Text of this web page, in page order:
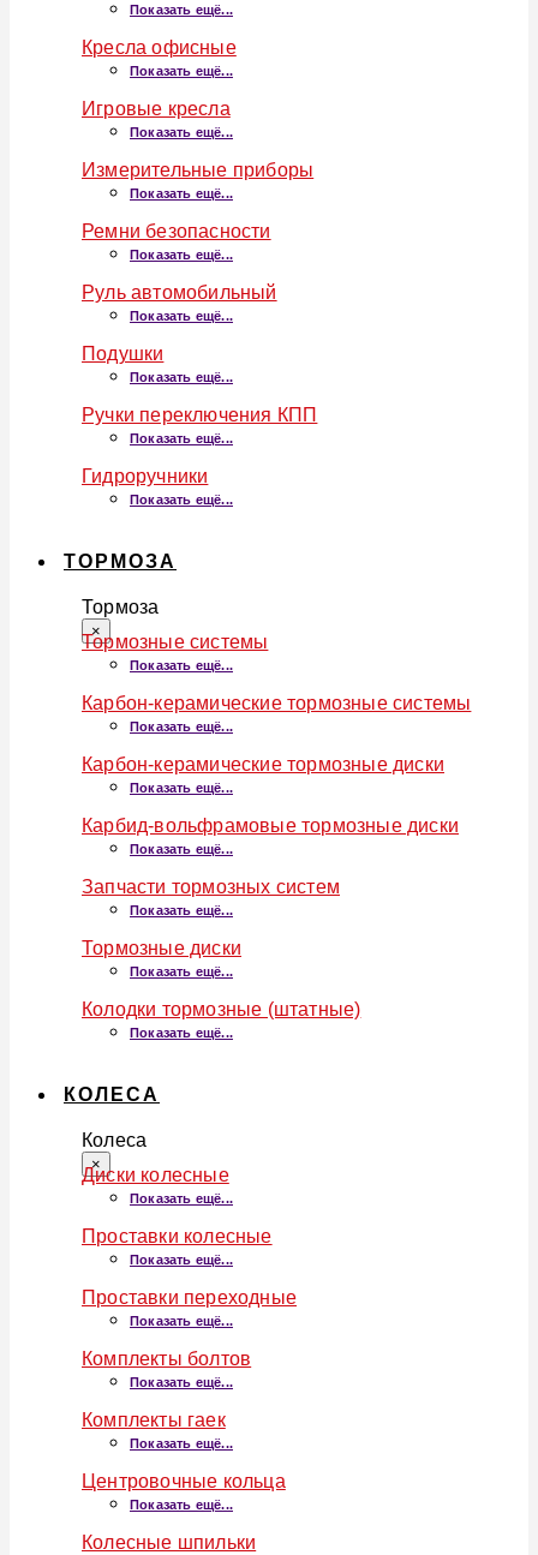
Показать ещё...
Кресла офисные
Показать ещё...
Игровые кресла
Показать ещё...
Измерительные приборы
Показать ещё...
Ремни безопасности
Показать ещё...
Руль автомобильный
Показать ещё...
Подушки
Показать ещё...
Ручки переключения КПП
Показать ещё...
Гидроручники
Показать ещё...
ТОРМОЗА
Тормоза
×
Тормозные системы
Показать ещё...
Карбон-керамические тормозные системы
Показать ещё...
Карбон-керамические тормозные диски
Показать ещё...
Карбид-вольфрамовые тормозные диски
Показать ещё...
Запчасти тормозных систем
Показать ещё...
Тормозные диски
Показать ещё...
Колодки тормозные (штатные)
Показать ещё...
КОЛЕСА
Колеса
×
Диски колесные
Показать ещё...
Проставки колесные
Показать ещё...
Проставки переходные
Показать ещё...
Комплекты болтов
Показать ещё...
Комплекты гаек
Показать ещё...
Центровочные кольца
Показать ещё...
Колесные шпильки